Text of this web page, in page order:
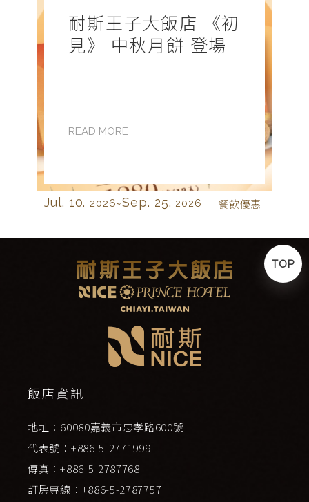
耐斯王子大飯店 《初
見》 中秋月餅 登場
READ MORE
Jul. 10. 2026~Sep. 25. 2026 餐飲優惠
飯店資訊
地址：60080嘉義市忠孝路600號
代表號：+886-5-2771999
傳真：+886-5-2787768
訂房專線：+886-5-2787757
TOP